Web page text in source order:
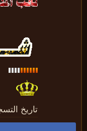
تاريخ التسجيل: